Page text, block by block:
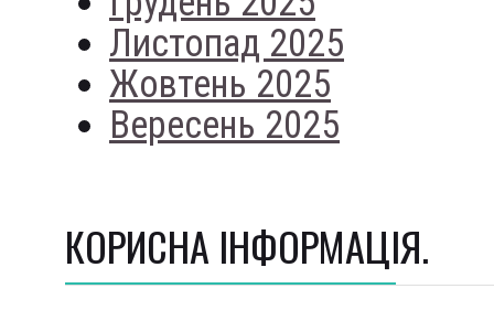
Листопад 2025
Жовтень 2025
Вересень 2025
КОРИСНА ІНФОРМАЦІЯ.